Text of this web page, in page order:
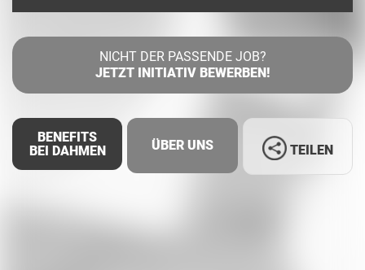
NICHT DER PASSENDE JOB?
JETZT INITIATIV BEWERBEN!
BENEFITS
BEI DAHMEN
ÜBER UNS TEILEN